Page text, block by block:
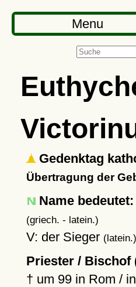
Menu
Gedenktag
Übertragung der
Name bedeutet:
(griech. - latein.)
V: der Sieger (latein.)
Priester / Bischof
† um 99in Rom /